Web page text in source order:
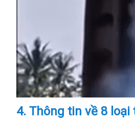
4. Thông tin về 8